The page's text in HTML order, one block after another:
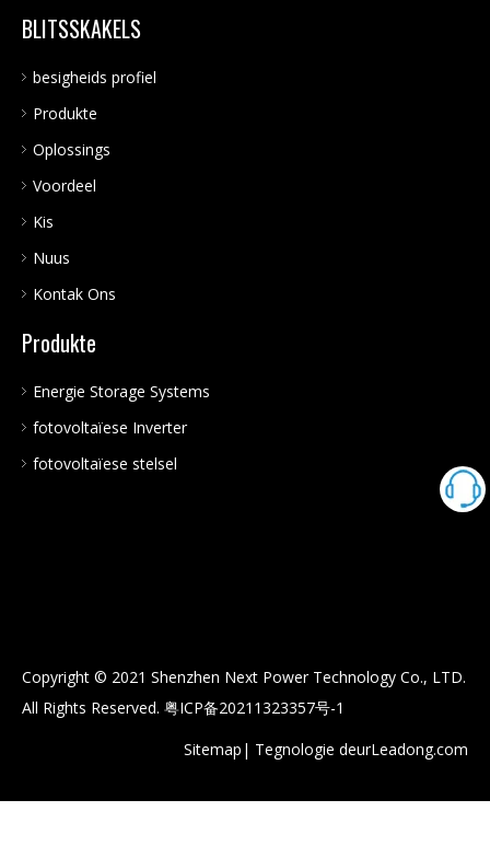
BLITSSKAKELS
besigheids profiel
Produkte
Oplossings
Voordeel
Kis
Nuus
Kontak Ons
Produkte
Energie Storage Systems
fotovoltaïese Inverter
fotovoltaïese stelsel
Copyright © 2021 Shenzhen Next Power Technology Co., LTD.
All Rights Reserved. 粤ICP备20211323357号-1
Sitemap | Tegnologie deurLeadong.com